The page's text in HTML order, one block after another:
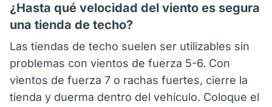
¿Hasta qué velocidad del viento es segura
una tienda de techo?
Las tiendas de techo suelen ser utilizables sin
problemas con vientos de fuerza 5-6. Con
vientos de fuerza 7 o rachas fuertes, cierre la
tienda y duerma dentro del vehículo. Coloque el